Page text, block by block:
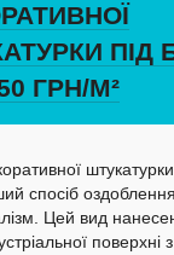
ПІД
ГРН/М²
спосіб
Цей вид
поверхні